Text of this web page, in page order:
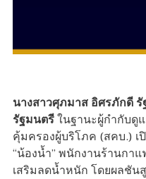
นางสาวศุภมาส อิศรภักดี
รัฐมนตรี ในฐานะผู้กำกับดู
คุ้มครองผู้บริโภค (สคบ.) เ
“น้องน้ำ” พนักงานร้านกา
เสริมลดน้ำหนัก โดยผลชัน